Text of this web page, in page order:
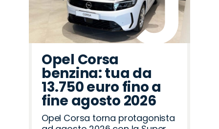
Opel Corsa
benzina: tua da
13.750 euro fino a
fine agosto 2026
Opel Corsa torna protagonista